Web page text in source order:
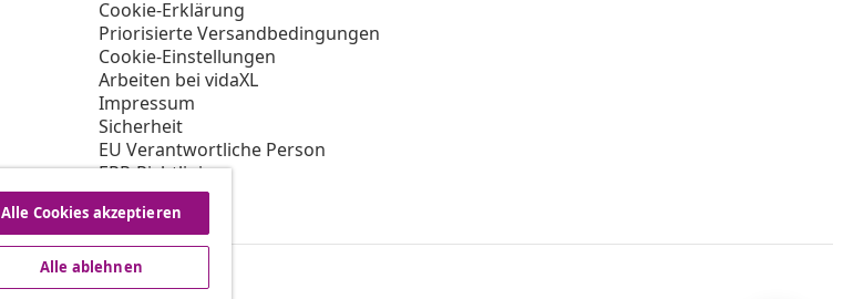
Cookie-Erklärung
Priorisierte Versandbedingungen
Cookie-Einstellungen
Arbeiten bei vidaXL
Impressum
Sicherheit
EU Verantwortliche Person
EPR-Richtlinie
Barrierefreiheit
Alle Cookies akzeptieren
Alle ablehnen